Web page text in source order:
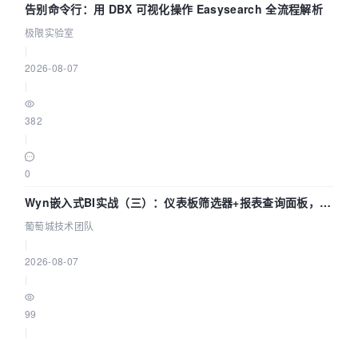
告别命令行：用 DBX 可视化操作 Easysearch 全流程解析
极限实验室
2026-08-07
382
0
Wyn嵌入式BI实战（三）：仪表板筛选器+报表查询面板，参
数联动全闭环
葡萄城技术团队
2026-08-07
99